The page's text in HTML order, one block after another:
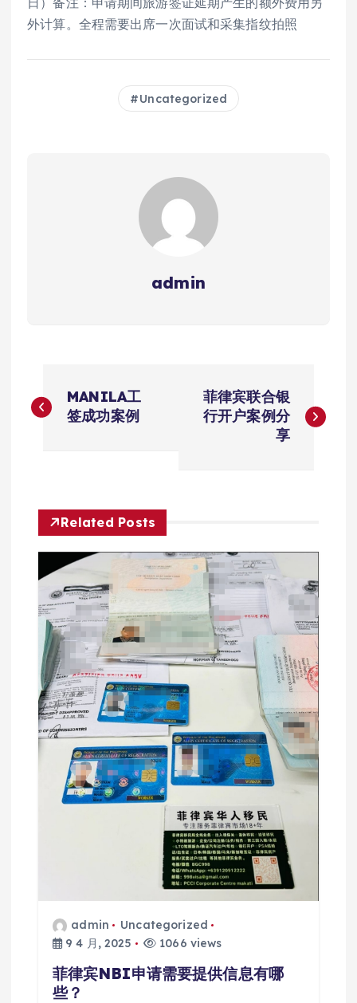
外计算。全程需要出席一次面试和采集指纹拍照
Uncategorized
admin
章
航
MANILA工
签成功案例
菲律宾联合银
行开户案例分
享
Related Posts
admin
Uncategorized
9 4 月, 2025
1066 views
菲律宾NBI申请需要提供信息有哪
些？